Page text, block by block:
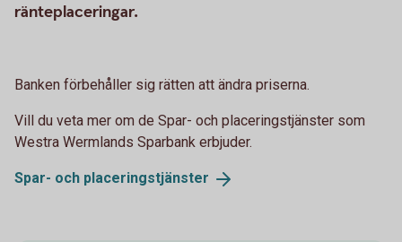
ränteplaceringar.
Banken förbehåller sig rätten att ändra priserna.
Vill du veta mer om de Spar- och placeringstjänster som
Westra Wermlands Sparbank erbjuder.
Spar- och placeringstjänster